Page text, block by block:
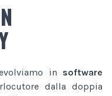
in software
dalla doppia